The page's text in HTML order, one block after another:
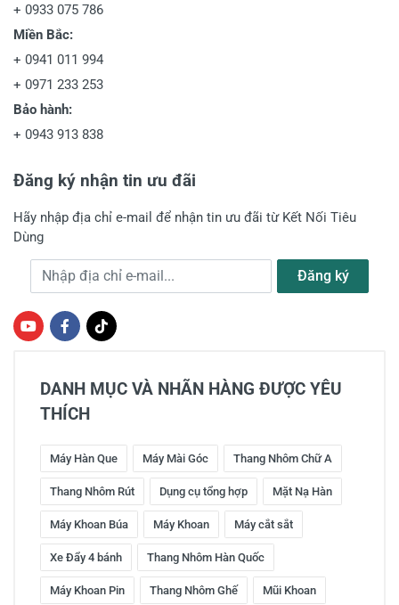
+ 0933 075 786
Miền Bắc:
+ 0941 011 994
+ 0971 233 253
Bảo hành:
+ 0943 913 838
Đăng ký nhận tin ưu đãi
Hãy nhập địa chỉ e-mail để nhận tin ưu đãi từ Kết Nối Tiêu
Dùng
Địa chỉ e-mail Đăng ký
DANH MỤC VÀ NHÃN HÀNG ĐƯỢC YÊU
THÍCH
Máy Hàn Que Máy Mài Góc Thang Nhôm Chữ A
Thang Nhôm Rút Dụng cụ tổng hợp Mặt Nạ Hàn
Máy Khoan Búa Máy Khoan Máy cắt sắt
Xe Đẩy 4 bánh Thang Nhôm Hàn Quốc
Máy Khoan Pin Thang Nhôm Ghế Mũi Khoan